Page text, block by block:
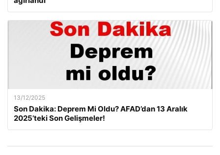
13/12/2025
Son Dakika: Deprem Mi Oldu? AFAD’dan 13 Aralık
2025’teki Son Gelişmeler!